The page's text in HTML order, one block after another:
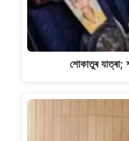
শোকাতুৰ যাত্ৰা;